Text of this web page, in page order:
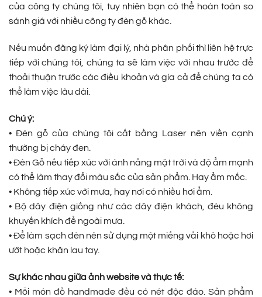
của công ty chúng tôi, tuy nhiên bạn có thể hoàn toàn so
sánh giá với nhiều công ty đèn gỗ khác.
Nếu muốn đăng ký làm đại lý, nhà phân phối thì liên hệ trực
tiếp với chúng tôi, chúng ta sẽ làm việc với nhau trước để
thoải thuận trước các điều khoản và gía cả để chúng ta có
thể làm việc lâu dài.
Chú ý:
• Đèn gỗ của chúng tôi cắt bằng Laser nên viền cạnh
thường bị cháy đen.
• Đèn Gỗ nếu tiếp xúc với ánh nắng mặt trời và độ ẩm mạnh
có thể làm thay đổi màu sắc của sản phẩm. Hay ẩm mốc.
• Không tiếp xúc với mưa, hay nơi có nhiều hơi ẩm.
• Bộ dây điện giống như các dây điện khách, đèu không
khuyến khích để ngoài mưa.
• Để làm sạch đèn nên sử dụng một miếng vải khô hoặc hơi
ướt hoặc khăn lau tay.
Sự khác nhau giữa ảnh website và thực tế:
• Mỗi món đồ handmade đều có nét độc đáo. Sản phẩm